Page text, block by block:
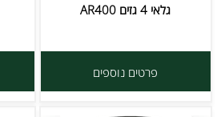
גלאי 4 גזים AR400
פרטים נוספים